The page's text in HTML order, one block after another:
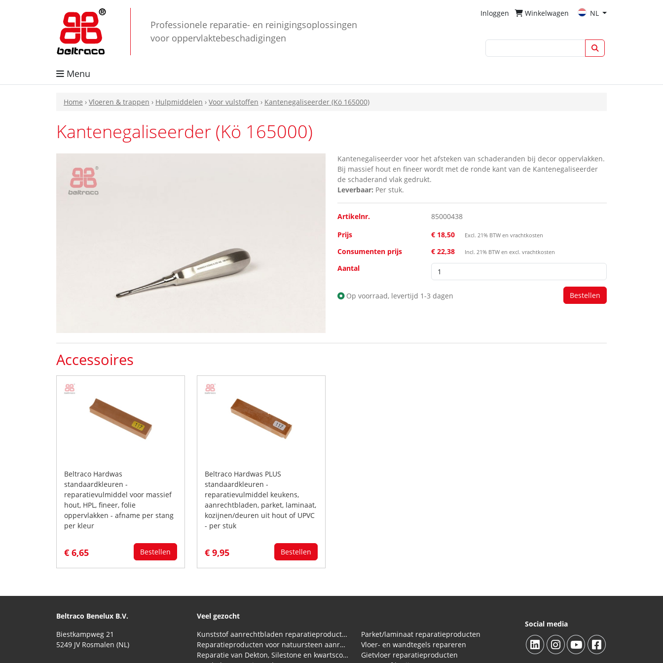
Professionele reparatie- en reinigingsoplossingen
voor oppervlaktebeschadigingen
Inloggen Winkelwagen NL
Menu
Home › Vloeren & trappen › Hulpmiddelen › Voor vulstoffen › Kantenegaliseerder (Kö 165000)
Kantenegaliseerder (Kö 165000)
Kantenegaliseerder voor het afsteken van schaderanden bij decor oppervlakken.
Bij massief hout en fineer wordt met de ronde kant van de Kantenegaliseerder
de schaderand vlak gedrukt.
Leverbaar: Per stuk.
Artikelnr.
85000438
Prijs
€ 18,50 Excl. 21% BTW en vrachtkosten
Consumenten prijs € 22,38 Incl. 21% BTW en excl. vrachtkosten
Aantal
Op voorraad, levertijd 1-3 dagen
Accessoires
Beltraco Hardwas
standaardkleuren -
reparatievulmiddel voor massief
hout, HPL, fineer, folie
oppervlakken - afname per stang
per kleur
€ 6,65 Bestellen
Beltraco Hardwas PLUS
standaardkleuren -
reparatievulmiddel keukens,
aanrechtbladen, parket, laminaat,
kozijnen/deuren uit hout of UPVC
- per stuk
€ 9,95 Bestellen
Beltraco Benelux B.V.
Biestkampweg 21
5249 JV Rosmalen (NL)
Veel gezocht
Kunststof aanrechtbladen reparatieproducten (HPL en Volkern)
Reparatieproducten voor natuursteen aanrechtblad
Reparatie van Dekton, Silestone en kwartscomposiet aanrechtbladen
Parket/laminaat reparatieproducten
Vloer- en wandtegels repareren
Gietvloer reparatieproducten
Social media